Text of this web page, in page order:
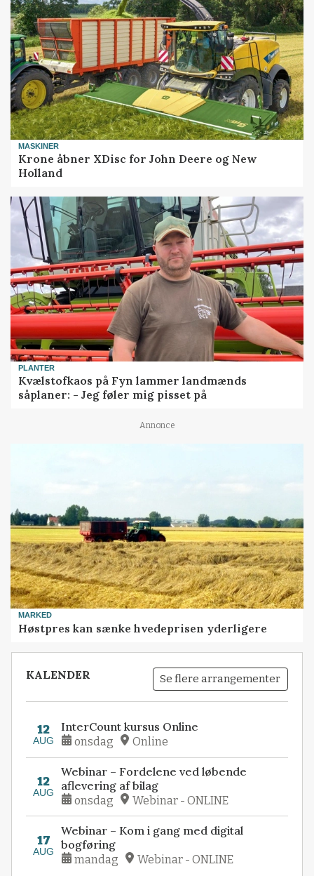
MASKINER
Krone åbner XDisc for John Deere og New
Holland
PLANTER
Kvælstofkaos på Fyn lammer landmænds
såplaner: - Jeg føler mig pisset på
Annonce
MARKED
Høstpres kan sænke hvedeprisen yderligere
KALENDER Se flere arrangementer
12
AUG
InterCount kursus Online
onsdag Online
12
AUG
Webinar – Fordelene ved løbende
aflevering af bilag
onsdag Webinar - ONLINE
17
AUG
Webinar – Kom i gang med digital
bogføring
mandag Webinar - ONLINE